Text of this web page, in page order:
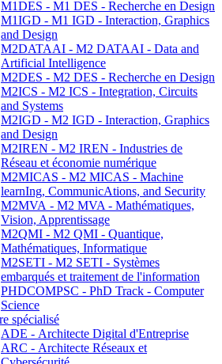
M1DES - M1 DES - Recherche en Design
M1IGD - M1 IGD - Interaction, Graphics
and Design
M2DATAAI - M2 DATAAI - Data and
Artificial Intelligence
M2DES - M2 DES - Recherche en Design
M2ICS - M2 ICS - Integration, Circuits
and Systems
M2IGD - M2 IGD - Interaction, Graphics
and Design
M2IREN - M2 IREN - Industries de
Réseau et économie numérique
M2MICAS - M2 MICAS - Machine
learnIng, CommunicAtions, and Security
M2MVA - M2 MVA - Mathématiques,
Vision, Apprentissage
M2QMI - M2 QMI - Quantique,
Mathématiques, Informatique
M2SETI - M2 SETI - Systèmes
embarqués et traitement de l'information
PHDCOMPSC - PhD Track - Computer
Science
spécialisé
ADE - Architecte Digital d'Entreprise
ARC - Architecte Réseaux et